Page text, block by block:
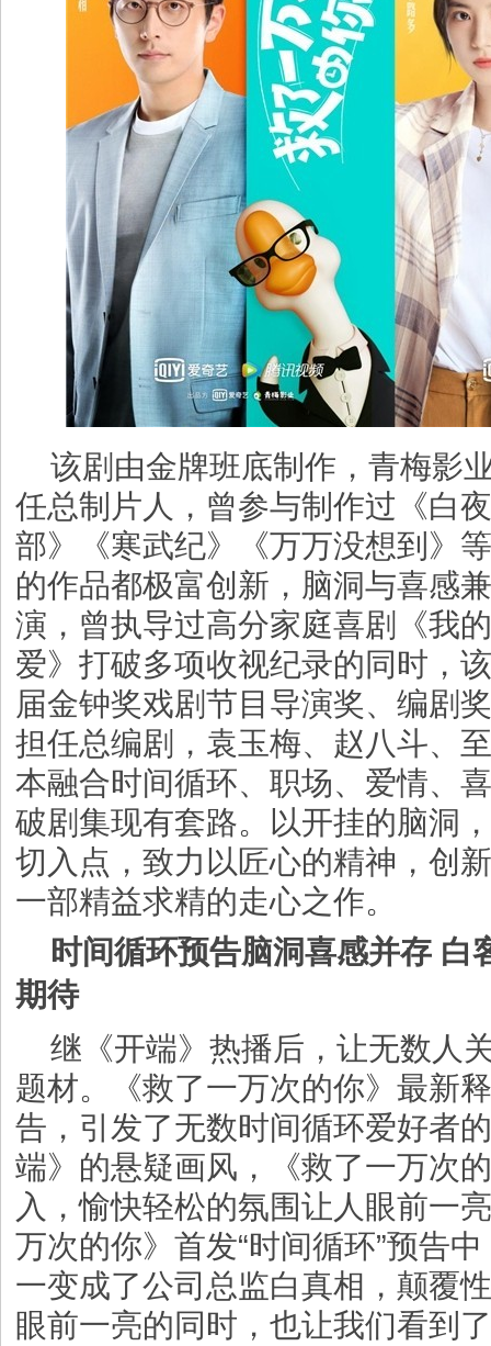
该剧由金牌班底制作，青梅影
任总制片人，曾参与制作过《白
部》《寒武纪》《万万没想到》
的作品都极富创新，脑洞与喜感
演，曾执导过高分家庭喜剧《我
爱》打破多项收视纪录的同时，
届金钟奖戏剧节目导演奖、编剧
担任总编剧，袁玉梅、赵八斗、
本融合时间循环、职场、爱情、
破剧集现有套路。以开挂的脑洞
切入点，致力以匠心的精神，创
一部精益求精的走心之作。
时间循环预告脑洞喜感并存 白
期待
继《开端》热播后，让无数人
题材。《救了一万次的你》最新
告，引发了无数时间循环爱好者
端》的悬疑画风，《救了一万次
入，愉快轻松的氛围让人眼前一
万次的你》首发“时间循环”预告
一变成了公司总监白真相，颠覆
眼前一亮的同时，也让我们看到